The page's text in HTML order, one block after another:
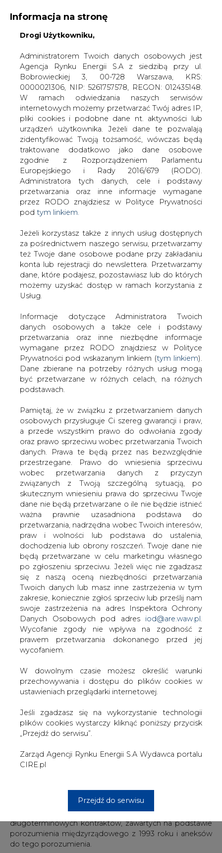
KONTAKT:
WYDAWCA PORTALU:
WYSOKI KONTRAST A A
ZALOGUJ SIĘ
WŁĄCZ CIRE.TV
Informacja na stronę
Drogi Użytkowniku,
Administratorem Twoich danych osobowych jest
Agencja Rynku Energii S.A z siedzibą przy ul.
Bobrowieckiej 3, 00-728 Warszawa, KRS:
0000021306, NIP: 5261757578, REGON: 012435148.
W ramach odwiedzania naszych serwisów
internetowych możemy przetwarzać Twój adres IP,
pliki cookies i podobne dane nt. aktywności lub
urządzeń użytkownika. Jeżeli dane te pozwalają
zidentyfikować Twoją tożsamość, wówczas będą
traktowane dodatkowo jako dane osobowe
zgodnie z Rozporządzeniem Parlamentu
Europejskiego i Rady 2016/679 (RODO).
Administratora tych danych, cele i podstawy
przetwarzania oraz inne informacje wymagane
przez RODO znajdziesz w Polityce Prywatności
pod tym linkiem.
Jeżeli korzystasz także z innych usług dostępnych
za pośrednictwem naszego serwisu, przetwarzamy
też Twoje dane osobowe podane przy zakładaniu
konta lub rejestracji do newslettera. Przetwarzamy
dane, które podajesz, pozostawiasz lub do których
możemy uzyskać dostęp w ramach korzystania z
Usług.
Informacje dotyczące Administratora Twoich
danych osobowych a także cele i podstawy
przetwarzania oraz inne niezbędne informacje
wymagane przez RODO znajdziesz w Polityce
Prywatności pod wskazanym linkiem (tym linkiem).
Dane zbierane na potrzeby różnych usług mogą
być przetwarzane w różnych celach, na różnych
podstawach.
Pamiętaj, że w związku z przetwarzaniem danych
osobowych przysługuje Ci szereg gwarancji i praw,
a przede wszystkim prawo do odwołania zgody
oraz prawo sprzeciwu wobec przetwarzania Twoich
danych. Prawa te będą przez nas bezwzględnie
przestrzegane. Prawo do wniesienia sprzeciwu
wobec przetwarzania danych z przyczyn
związanych z Twoją szczególną sytuacją, po
skutecznym wniesieniu prawa do sprzeciwu Twoje
dane nie będą przetwarzane o ile nie będzie istnieć
ważna prawnie uzasadniona podstawa do
przetwarzania, nadrzędna wobec Twoich interesów,
praw i wolności lub podstawa do ustalenia,
dochodzenia lub obrony roszczeń. Twoje dane nie
będą przetwarzane w celu marketingu własnego
po zgłoszeniu sprzeciwu. Jeżeli więc nie zgadzasz
się z naszą oceną niezbędności przetwarzania
Twoich danych lub masz inne zastrzeżenia w tym
zakresie, koniecznie zgłoś sprzeciw lub prześlij nam
swoje zastrzeżenia na adres Inspektora Ochrony
Danych Osobowych pod adres iod@are.waw.pl.
Wycofanie zgody nie wpływa na zgodność z
prawem przetwarzania dokonanego przed jej
wycofaniem.
W dowolnym czasie możesz określić warunki
przechowywania i dostępu do plików cookies w
ustawieniach przeglądarki internetowej.
Jeśli zgadzasz się na wykorzystanie technologii
plików cookies wystarczy kliknąć poniższy przycisk
„Przejdź do serwisu”.
Zarząd Agencji Rynku Energii S.A Wydawca portalu
CIRE.pl
Przejdź do serwisu
Strona główna RYNEK GAZU /
PGNiG wznawia
rozmowy z Gazpromem
2010-01-11 00:00
skomentuj
udostępnij:
PGNiG wznawia rozmowy z
Gazpromem
PGNiG wznawia od wtorku rozmowy z
Gazprom Export dotyczące m.in.
dostaw gazu ziemnego do Polski,
poinformowała firma w poniedziałek.
"W rozmowach ze strony PGNiG będą uczestniczyć
Michał Szubski, prezes Zarządu, Radosław Dudziński,
wiceprezes Zarządu ds. Strategii oraz dyrektor
Departamentu Pozyskania Gazu Marian Łukaszewicz" -
czytamy w komunikacie.
W listopadzie strony przyjęły tzw. pakiet uzgodnień
zawarty we "Wspólnym oświadczeniu pomiędzy OAO
Gazprom i PGNiG dotyczącym współpracy w sferze
gazowej". Porozumienie zakłada zwiększenie wolumenu
dostaw gazu rosyjskiego do Polski począwszy od dnia 1
stycznia 2010 roku do dnia 31 grudnia 2037 roku do
poziomu 10,27 mld m3 gazu wg. polskiej normy oraz
przedłużenie "kontraktu jamalskiego" o 15 lat, tj. do dnia 31
grudnia 2037 roku.
Spółka poinformowała wtedy, że podpisanie aneksu
wymaga zmian w porozumieniu pomiędzy rządami
Polski i Rosji Rosyjskiej "o budowie systemu gazociągów
do tranzytu gazu rosyjskiego przez terytorium
Rzeczpospolitej Polskiej z dnia 25 sierpnia 1993 roku wraz
z późniejszymi zmianami".
Zużycie gazu ziemnego w Polsce wynosi ok. 14 mld m
sześc., z czego ok. 30% stanowi wydobycie krajowe. W
2008 roku OOO Gazprom Export dostarczyło do Polski
Import rosyjskiego gazu do Polski i jego przesył przez
terytorium Polski odbywa się na podstawie
długoterminowych kontraktów, zawartych na podstawie
porozumienia międzyrządowego z 1993 roku i aneksów
do tego porozumienia.